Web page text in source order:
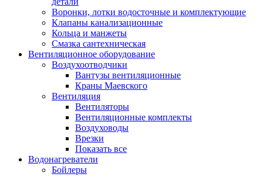
Воронки, лотки водосточные и комплектующие
Клапаны канализационные
Кольца и манжеты
Смазка сантехническая
Вентиляционное оборудование
Воздухоотводчики
Вантузы вентиляционные
Краны Маевского
Вентиляция
Вентиляторы
Вентиляционные комплекты
Воздуховоды
Врезки
Показать все
Водонагреватели
Бойлеры